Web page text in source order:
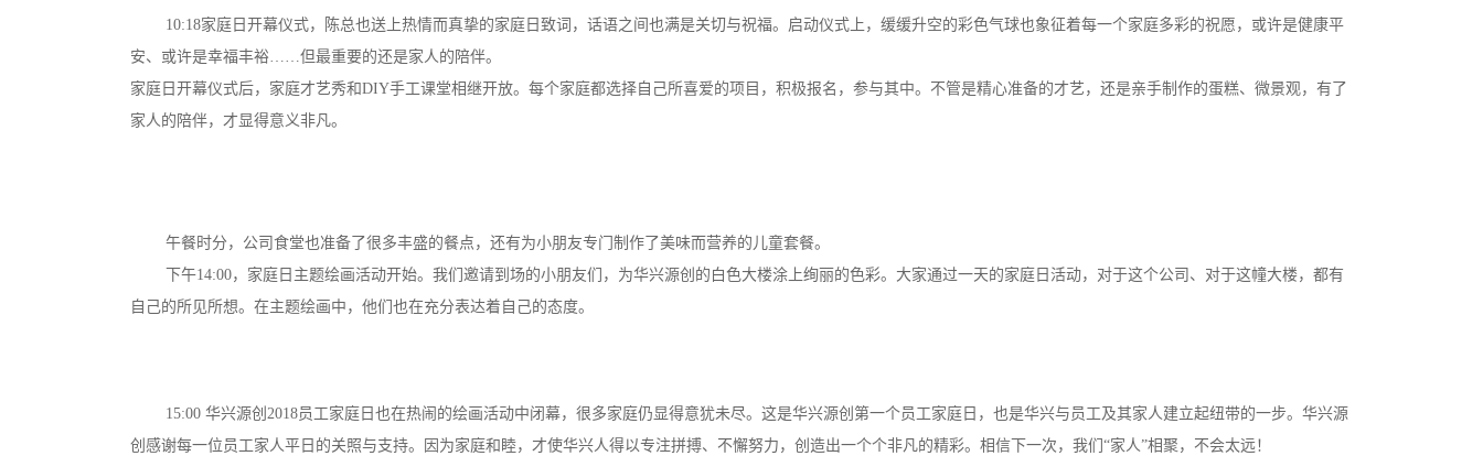
10:18家庭日开幕仪式，陈总也送上热情而真挚的家庭日致词，话语之间也满是关切与祝福。启动仪式上，缓缓升空的彩色气球也象征着每一个家庭多彩的祝愿，或许是健康平
安、或许是幸福丰裕……但最重要的还是家人的陪伴。
家庭日开幕仪式后，家庭才艺秀和DIY手工课堂相继开放。每个家庭都选择自己所喜爱的项目，积极报名，参与其中。不管是精心准备的才艺，还是亲手制作的蛋糕、微景观，有了
家人的陪伴，才显得意义非凡。
午餐时分，公司食堂也准备了很多丰盛的餐点，还有为小朋友专门制作了美味而营养的儿童套餐。
下午14:00，家庭日主题绘画活动开始。我们邀请到场的小朋友们，为华兴源创的白色大楼涂上绚丽的色彩。大家通过一天的家庭日活动，对于这个公司、对于这幢大楼，都有
自己的所见所想。在主题绘画中，他们也在充分表达着自己的态度。
15:00 华兴源创2018员工家庭日也在热闹的绘画活动中闭幕，很多家庭仍显得意犹未尽。这是华兴源创第一个员工家庭日，也是华兴与员工及其家人建立起纽带的一步。华兴源
创感谢每一位员工家人平日的关照与支持。因为家庭和睦，才使华兴人得以专注拼搏、不懈努力，创造出一个个非凡的精彩。相信下一次，我们“家人”相聚，不会太远！